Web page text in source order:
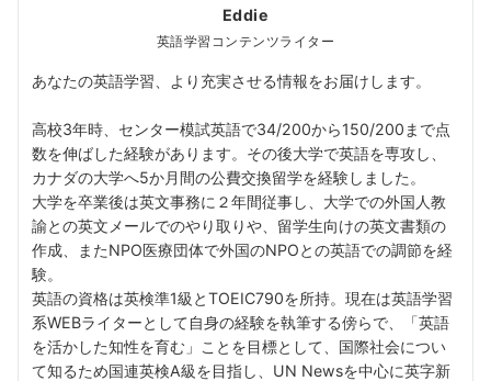
Eddie
英語学習コンテンツライター
あなたの英語学習、より充実させる情報をお届けします。
高校3年時、センター模試英語で34/200から150/200まで点
数を伸ばした経験があります。その後大学で英語を専攻し、
カナダの大学へ5か月間の公費交換留学を経験しました。
大学を卒業後は英文事務に２年間従事し、大学での外国人教
諭との英文メールでのやり取りや、留学生向けの英文書類の
作成、またNPO医療団体で外国のNPOとの英語での調節を経
験。
英語の資格は英検準1級とTOEIC790を所持。現在は英語学習
系WEBライターとして自身の経験を執筆する傍らで、「英語
を活かした知性を育む」ことを目標として、国際社会につい
て知るため国連英検A級を目指し、UN Newsを中心に英字新